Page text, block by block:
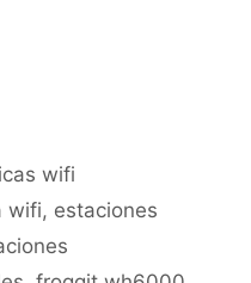
wifi
wifi, estaciones